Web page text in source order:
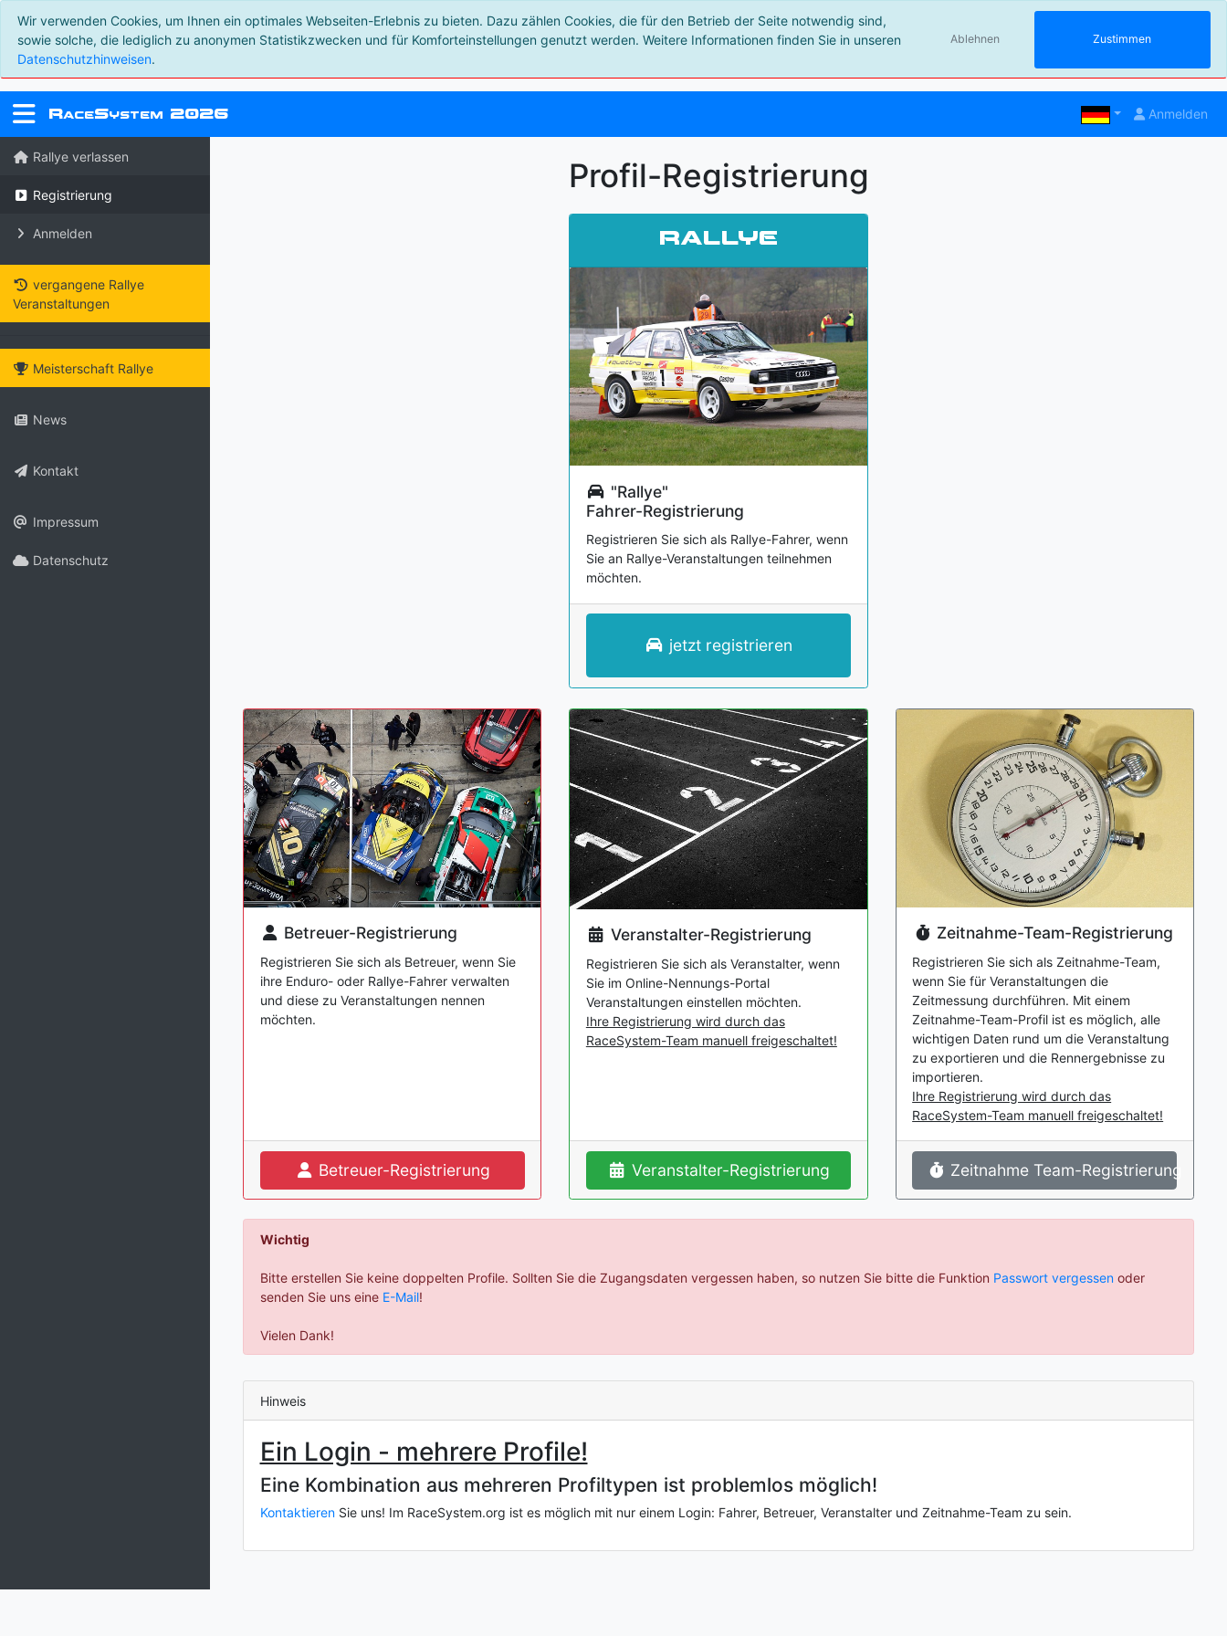
Wir verwenden Cookies, um Ihnen ein optimales Webseiten-Erlebnis zu bieten. Dazu zählen Cookies, die für den Betrieb der Seite notwendig sind,
sowie solche, die lediglich zu anonymen Statistikzwecken und für Komforteinstellungen genutzt werden. Weitere Informationen finden Sie in unseren
Datenschutzhinweisen.
Ablehnen Zustimmen
RaceSystem 2026 Anmelden
Rallye verlassen
Registrierung
Anmelden
vergangene Rallye
Veranstaltungen
Meisterschaft Rallye
News
Kontakt
Impressum
Datenschutz
Profil-Registrierung
Rallye
"Rallye"
Fahrer-Registrierung
Registrieren Sie sich als Rallye-Fahrer, wenn
Sie an Rallye-Veranstaltungen teilnehmen
möchten.
jetzt registrieren
Betreuer-Registrierung
Registrieren Sie sich als Betreuer, wenn Sie
ihre Enduro- oder Rallye-Fahrer verwalten
und diese zu Veranstaltungen nennen
möchten.
Betreuer-Registrierung
Veranstalter-Registrierung
Registrieren Sie sich als Veranstalter, wenn
Sie im Online-Nennungs-Portal
Veranstaltungen einstellen möchten.
Ihre Registrierung wird durch das
RaceSystem-Team manuell freigeschaltet!
Veranstalter-Registrierung
Zeitnahme-Team-Registrierung
Registrieren Sie sich als Zeitnahme-Team,
wenn Sie für Veranstaltungen die
Zeitmessung durchführen. Mit einem
Zeitnahme-Team-Profil ist es möglich, alle
wichtigen Daten rund um die Veranstaltung
zu exportieren und die Rennergebnisse zu
importieren.
Ihre Registrierung wird durch das
RaceSystem-Team manuell freigeschaltet!
Zeitnahme Team-Registrierung
Wichtig
Bitte erstellen Sie keine doppelten Profile. Sollten Sie die Zugangsdaten vergessen haben, so nutzen Sie bitte die Funktion Passwort vergessenoder
senden Sie uns eine E-Mail!
Vielen Dank!
Hinweis
Ein Login - mehrere Profile!
Eine Kombination aus mehreren Profiltypen ist problemlos möglich!
KontaktierenSie uns! Im RaceSystem.org ist es möglich mit nur einem Login: Fahrer, Betreuer, Veranstalter und Zeitnahme-Team zu sein.